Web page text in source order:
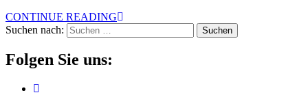
CONTINUE READING
Suchen nach:
Folgen Sie uns: